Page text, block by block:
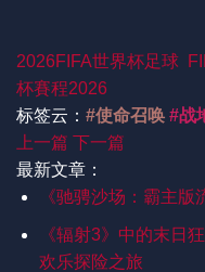
2026FIFA世界杯足球
杯賽程2026
标签云： #使命召唤 #战
上一篇 下一篇
最新文章：
《驰骋沙场：霸主版
《辐射3》中的末日
欢乐探险之旅